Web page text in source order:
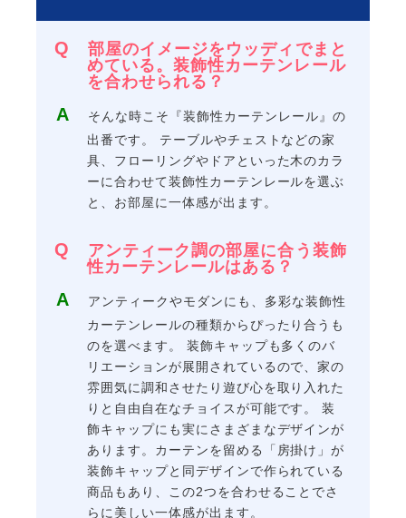
部屋のイメージをウッディでまと
めている。装飾性カーテンレール
を合わせられる？
そんな時こそ『装飾性カーテンレール』の
出番です。 テーブルやチェストなどの家
具、フローリングやドアといった木のカラ
ーに合わせて装飾性カーテンレールを選ぶ
と、お部屋に一体感が出ます。
アンティーク調の部屋に合う装飾
性カーテンレールはある？
アンティークやモダンにも、多彩な装飾性
カーテンレールの種類からぴったり合うも
のを選べます。 装飾キャップも多くのバ
リエーションが展開されているので、家の
雰囲気に調和させたり遊び心を取り入れた
りと自由自在なチョイスが可能です。 装
飾キャップにも実にさまざまなデザインが
あります。カーテンを留める「房掛け」が
装飾キャップと同デザインで作られている
商品もあり、この2つを合わせることでさ
らに美しい一体感が出ます。